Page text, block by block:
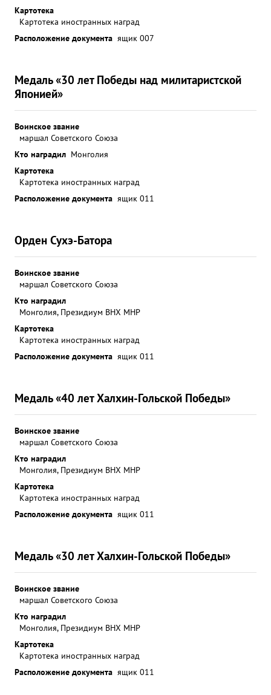
Картотека
Картотека иностранных наград
Расположение документа ящик 007
Медаль «30 лет Победы над милитаристской
Японией»
Воинское звание
маршал Советского Союза
Кто наградил Монголия
Картотека
Картотека иностранных наград
Расположение документа ящик 011
Орден Сухэ-Батора
Воинское звание
маршал Советского Союза
Кто наградил
Монголия, Президиум ВНХ МНР
Картотека
Картотека иностранных наград
Расположение документа ящик 011
Медаль «40 лет Халхин-Гольской Победы»
Воинское звание
маршал Советского Союза
Кто наградил
Монголия, Президиум ВНХ МНР
Картотека
Картотека иностранных наград
Расположение документа ящик 011
Медаль «30 лет Халхин-Гольской Победы»
Воинское звание
маршал Советского Союза
Кто наградил
Монголия, Президиум ВНХ МНР
Картотека
Картотека иностранных наград
Расположение документа ящик 011